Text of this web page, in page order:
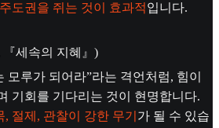
도권을 쥐는 것이 효과적입니다.
세속의 지혜』)
모루가 되어라”라는 격언처럼, 힘이
기회를 기다리는 것이 현명합니다.
절제, 관찰이 강한 무기 가 될 수 있습